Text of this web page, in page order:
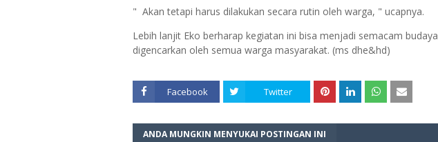
" Akan tetapi harus dilakukan secara rutin oleh warga, " ucapnya.
Lebih lanjit Eko berharap kegiatan ini bisa menjadi semacam
digencarkan oleh semua warga masyarakat. (ms dhe&hd)
Facebook Twitter
ANDA MUNGKIN MENYUKAI POSTINGAN INI